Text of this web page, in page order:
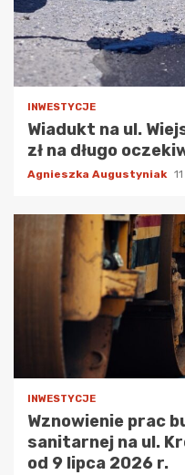
INWESTYCJE
Wiadukt na ul.
zł na długo
Agnieszka Augustyniak
INWESTYCJE
Wznowienie prac
sanitarnej na ul.
od 9 lipca 2026 r.